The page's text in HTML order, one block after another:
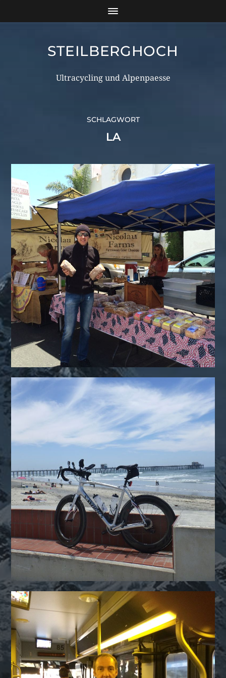
STEILBERGHOCH
Ultracycling und Alpenpaesse
SCHLAGWORT
LA